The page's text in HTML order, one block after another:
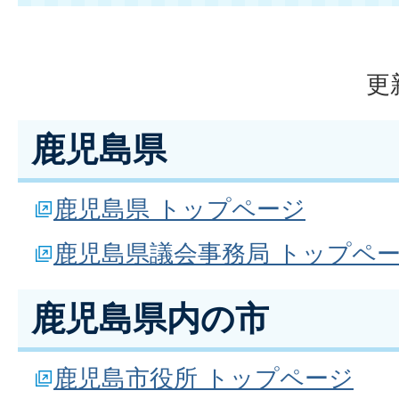
更
鹿児島県
鹿児島県 トップページ
鹿児島県議会事務局 トップペ
鹿児島県内の市
鹿児島市役所 トップページ